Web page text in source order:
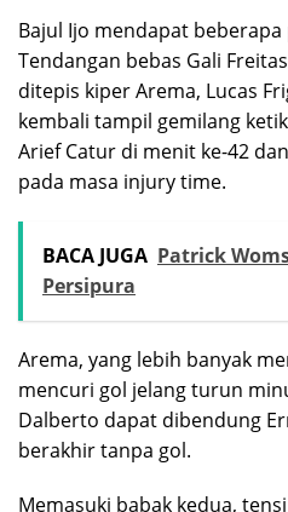
Bajul Ijo mendapat
Tendangan bebas Gali
ditepis kiper Arema, Lucas
kembali tampil gemilang
Arief Catur di menit ke-42
pada masa injury time.
BACA JUGA Patrick
Persipura
Arema, yang lebih banyak
mencuri gol jelang turun
Dalberto dapat dibendung
berakhir tanpa gol.
Memasuki babak kedua,